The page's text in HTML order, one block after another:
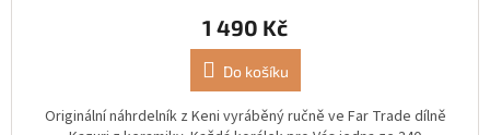
1 490 Kč
Do košíku
Originální náhrdelník z Keni vyráběný ručně ve Far Trade dílně